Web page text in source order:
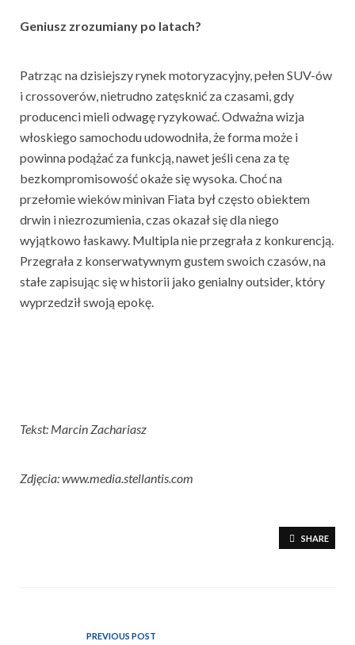
Geniusz zrozumiany po latach?
Patrząc na dzisiejszy rynek motoryzacyjny, pełen SUV-ów
i crossoverów, nietrudno zatęsknić za czasami, gdy
producenci mieli odwagę ryzykować. Odważna wizja
włoskiego samochodu udowodniła, że forma może i
powinna podążać za funkcją, nawet jeśli cena za tę
bezkompromisowość okaże się wysoka. Choć na
przełomie wieków minivan Fiata był często obiektem
drwin i niezrozumienia, czas okazał się dla niego
wyjątkowo łaskawy. Multipla nie przegrała z konkurencją.
Przegrała z konserwatywnym gustem swoich czasów, na
stałe zapisując się w historii jako genialny outsider, który
wyprzedził swoją epokę.
Tekst: Marcin Zachariasz
Zdjęcia: www.media.stellantis.com
SHARE
PREVIOUS POST